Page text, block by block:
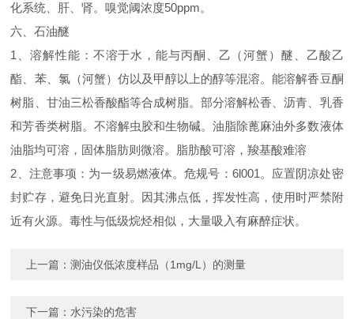
化系统、肝、肾。嗅觉阈浓度50ppm。
六、石油醚
1、溶解性能：不溶于水，能与丙酮、乙（河蟹）醚、乙酸乙
酯、苯、氯（河蟹）仿以及甲醇以上的醇等混溶。能溶解香豆酮
树脂、甘油三松香酸酯等合成树脂。部分溶解松香、沥青、乳香
和芳香类树脂。不溶解虫胶和生物碱。油脂除蓖麻油外多数液体
油脂均可溶，固体脂肪则微溶。脂肪酸可溶，羧基酸难溶
2、注意事项：为一级易燃液体。危规号：6l001。应置阴凉处密
封贮存，避免日光直射。因其沸点低，挥发性高，使用时严禁附
近有火源。毒性与低级烷烃相似，大量吸入有麻醉症状。
上一篇：测油仪低浓度样品（1mg/L）的测量
下一篇： 水污染的危害